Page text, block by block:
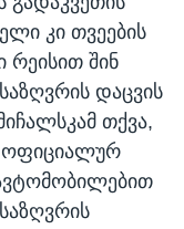
კი თვეების
რეისით შინ
დაცვის
თქვა,
ოფიციალურ